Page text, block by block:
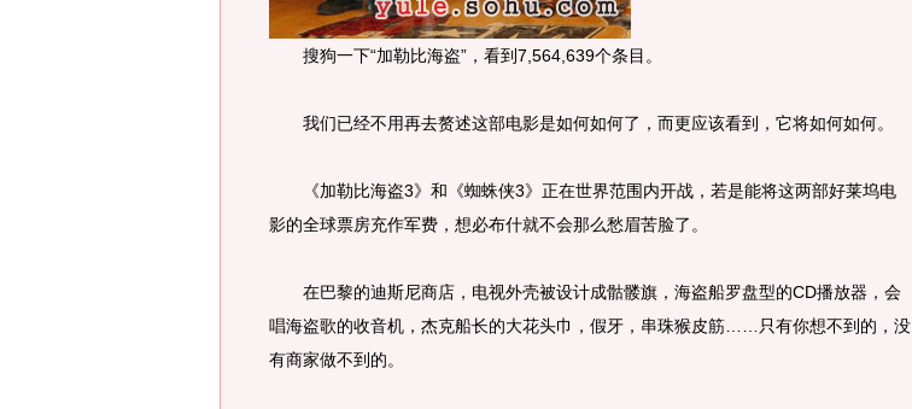
搜狗一下“加勒比海盗”，看到7,564,639个条目。
我们已经不用再去赘述这部电影是如何如何了，而更应该看到，它将如何如何。
《加勒比海盗3》和《蜘蛛侠3》正在世界范围内开战，若是能将这两部好莱坞电
影的全球票房充作军费，想必布什就不会那么愁眉苦脸了。
在巴黎的迪斯尼商店，电视外壳被设计成骷髅旗，海盗船罗盘型的CD播放器，会
唱海盗歌的收音机，杰克船长的大花头巾，假牙，串珠猴皮筋……只有你想不到的，没
有商家做不到的。